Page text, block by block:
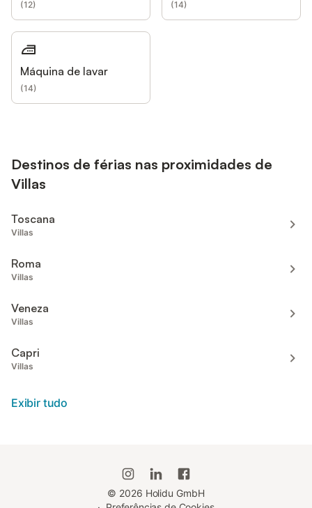
(12) (14)
Máquina de lavar
(14)
Destinos de férias nas proximidades de
Villas
Toscana
Villas
Roma
Villas
Veneza
Villas
Capri
Villas
Exibir tudo
© 2026 Holidu GmbH